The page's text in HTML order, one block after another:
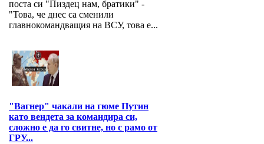
поста си "Пиздец нам, братики" -
"Това, че днес са сменили
главнокомандващия на ВСУ, това е...
"Вагнер" чакали на гюме Путин
като вендета за командира си,
сложно е да го свитне, но с рамо от
ГРУ...